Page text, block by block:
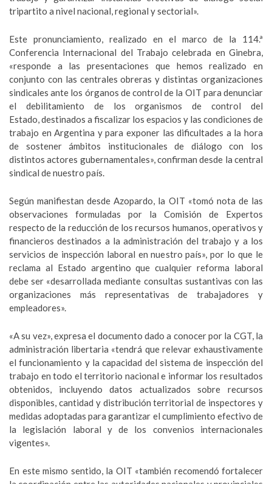
tripartito a nivel nacional, regional y sectorial».
Este pronunciamiento, realizado en el marco de la 114.ª
Conferencia Internacional del Trabajo celebrada en Ginebra,
«responde a las presentaciones que hemos realizado en
conjunto con las centrales obreras y distintas organizaciones
sindicales ante los órganos de control de la OIT para denunciar
el debilitamiento de los organismos de control del
Estado, destinados a fiscalizar los espacios y las condiciones de
trabajo en Argentina y para exponer las dificultades a la hora
de sostener ámbitos institucionales de diálogo con los
distintos actores gubernamentales», confirman desde la central
sindical de nuestro país.
Según manifiestan desde Azopardo, la OIT «tomó nota de las
observaciones formuladas por la Comisión de Expertos
respecto de la reducción de los recursos humanos, operativos y
financieros destinados a la administración del trabajo y a los
servicios de inspección laboral en nuestro país», por lo que le
reclama al Estado argentino que cualquier reforma laboral
debe ser «desarrollada mediante consultas sustantivas con las
organizaciones más representativas de trabajadores y
empleadores».
«A su vez», expresa el documento dado a conocer por la CGT, la
administración libertaria «tendrá que relevar exhaustivamente
el funcionamiento y la capacidad del sistema de inspección del
trabajo en todo el territorio nacional e informar los resultados
obtenidos, incluyendo datos actualizados sobre recursos
disponibles, cantidad y distribución territorial de inspectores y
medidas adoptadas para garantizar el cumplimiento efectivo de
la legislación laboral y de los convenios internacionales
vigentes».
En este mismo sentido, la OIT «también recomendó fortalecer